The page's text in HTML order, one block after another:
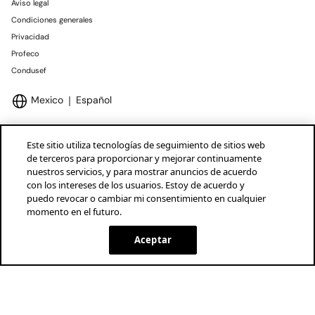
Aviso legal
Condiciones generales
Privacidad
Profeco
Condusef
Mexico Español
Marcas Tendam
Este sitio utiliza tecnologías de seguimiento de sitios web
de terceros para proporcionar y mejorar continuamente
nuestros servicios, y para mostrar anuncios de acuerdo
con los intereses de los usuarios. Estoy de acuerdo y
puedo revocar o cambiar mi consentimiento en cualquier
momento en el futuro.
Aceptar